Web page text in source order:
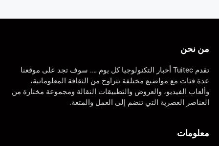
من نحن
تقدم Tuitec أخبار التكنولوجيا كل يوم …. سوف تجد على موقعنا
عدة فئات مع مواضيع مختلفة تتراوح من الثقافة المعلوماتية،
وألعاب الفيديو، والعروض والتطبيقات النقالة ومجموعة مختارة من
العناصر العصرية التي تنضم إلى العمل والمتعة.
معلومات